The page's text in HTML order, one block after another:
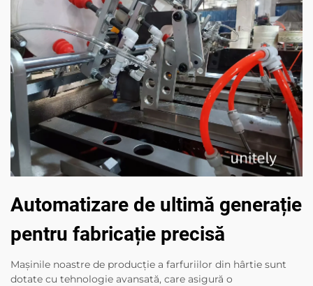
Automatizare de ultimă generație
pentru fabricație precisă
Mașinile noastre de producție a farfuriilor din hârtie sunt
dotate cu tehnologie avansată, care asigură o